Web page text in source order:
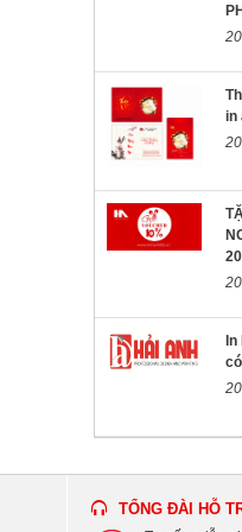
in
TỔNG ĐÀI HỖ